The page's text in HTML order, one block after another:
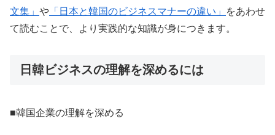
文集」 や 「日本と韓国のビジネスマナーの違い」
をあわせ
て読むことで、より実践的な知識が身につきます。
日韓ビジネスの理解を深めるには
■韓国企業の理解を深める